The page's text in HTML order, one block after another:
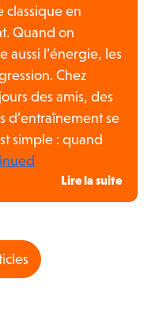
classique en
Quand on
aussi l’énergie, les
Chez
des amis, des
d’entraînement se
simple : quand
Lire la suite